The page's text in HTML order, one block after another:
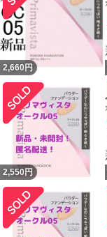
2,660 円
2,550円